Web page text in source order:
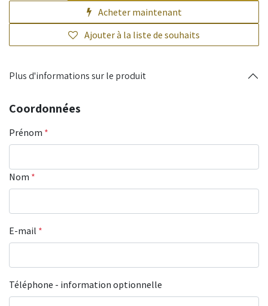
Acheter maintenant
Ajouter à la liste de souhaits
Plus d'informations sur le produit
Coordonnées
Prénom *
Nom *
E-mail *
Téléphone - information optionnelle